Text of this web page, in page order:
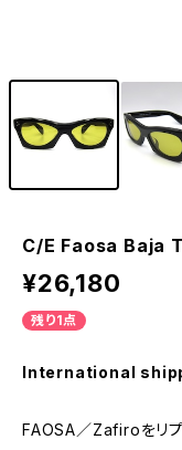
C/E Faosa Baja
¥26,180
残り1点
International
FAOSA／Zafiroをリプ